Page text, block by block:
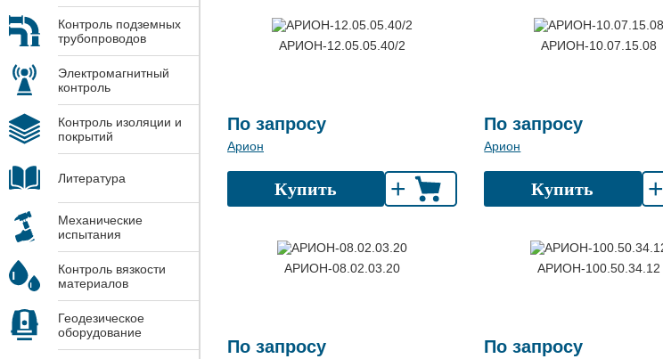
Контроль подземных
трубопроводов
Электромагнитный
контроль
Контроль изоляции и
покрытий
Литература
Механические
испытания
Контроль вязкости
материалов
Геодезическое
оборудование
АРИОН-12.05.05.40/2
По запросу
Арион
Купить +
АРИОН-10.07.15.08
По запросу
Арион
Купить +
АРИОН-08.02.03.20
По запросу
АРИОН-100.50.34.12
По запросу